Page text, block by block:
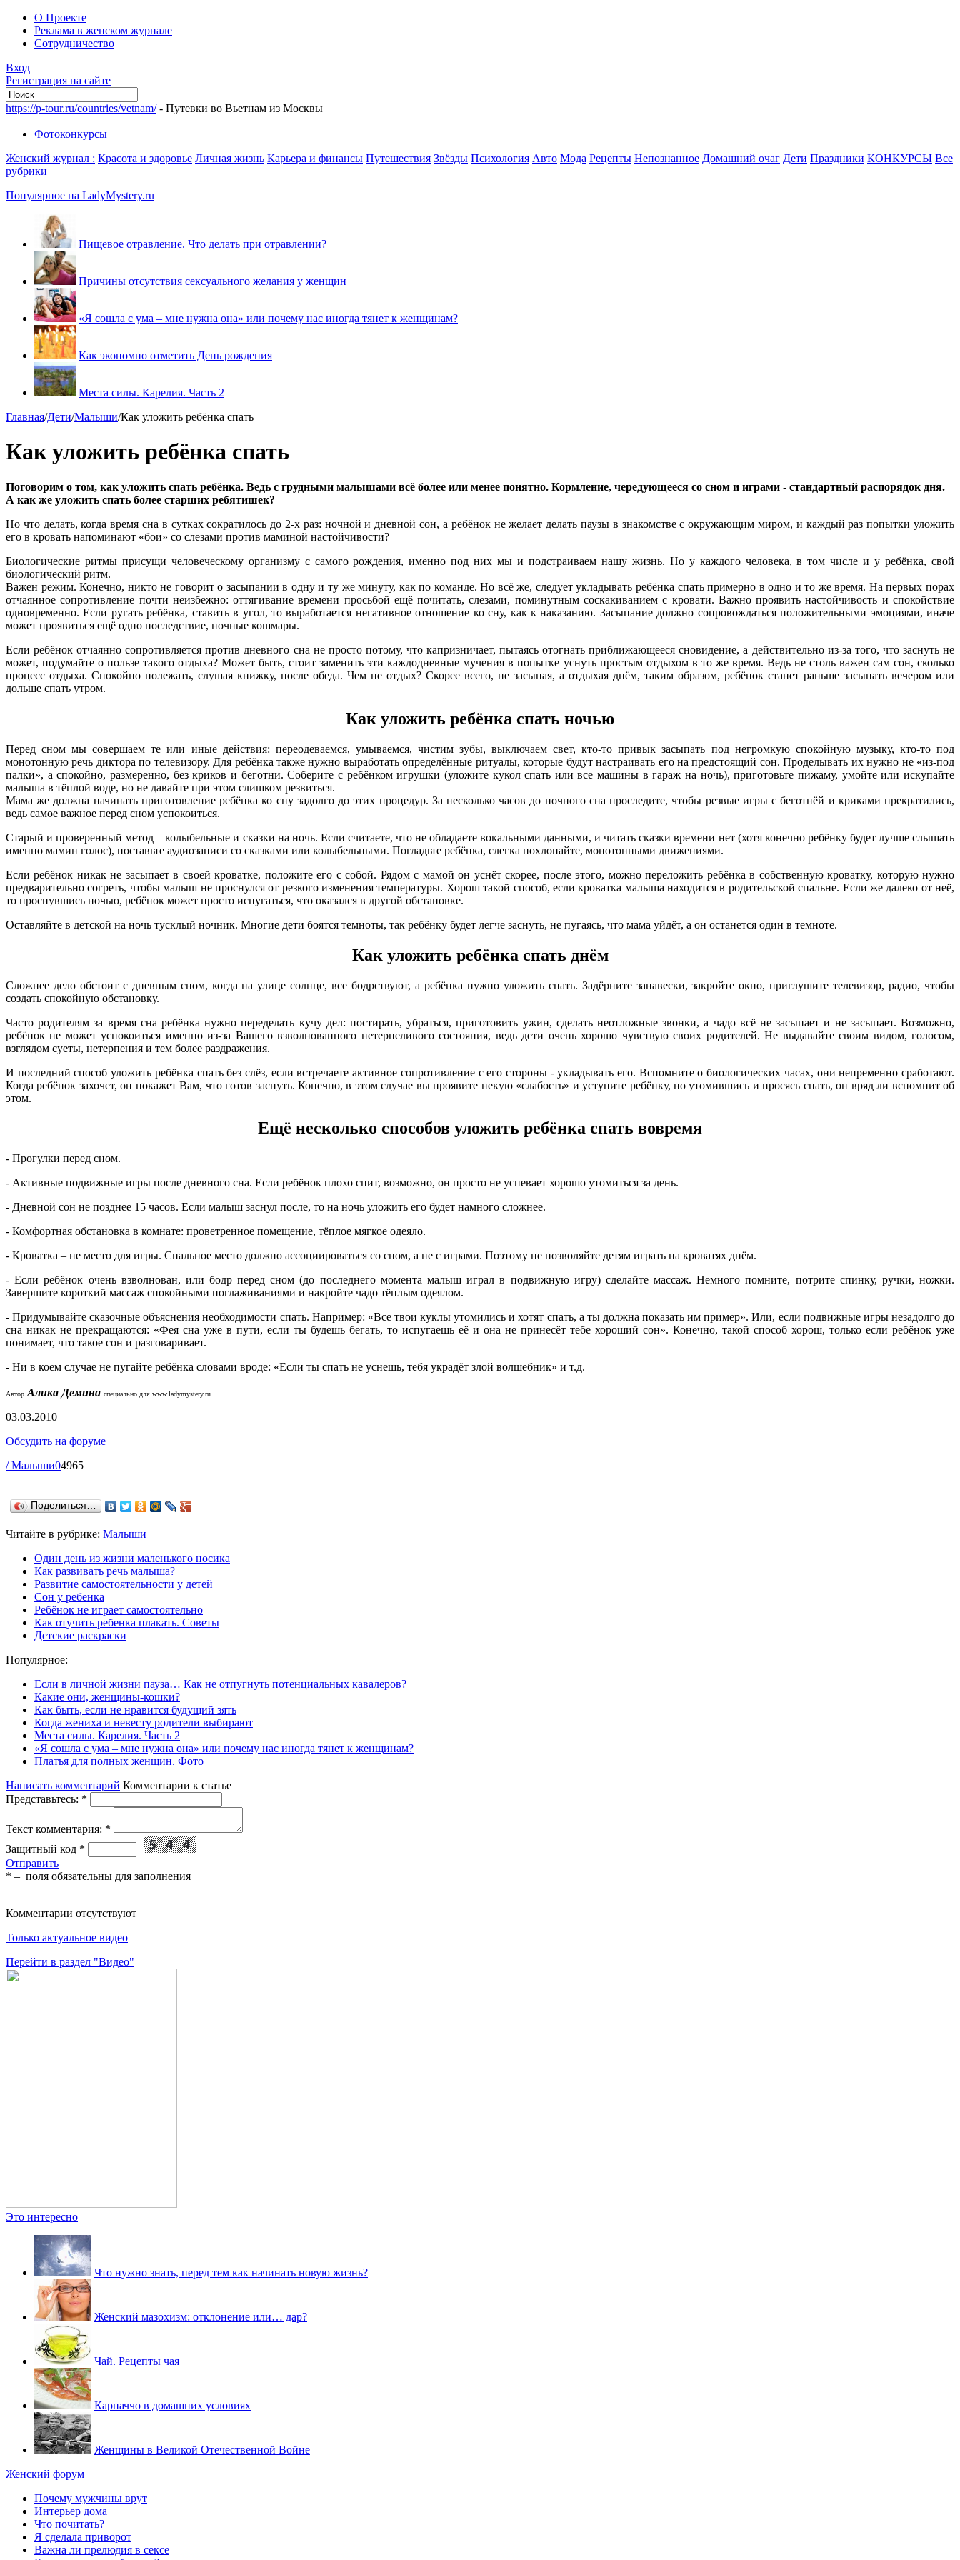
О Проекте
Реклама в женском журнале
Сотрудничество
Вход
Регистрация на сайте
https://p-tour.ru/countries/vetnam/- Путевки во Вьетнам из Москвы
Фотоконкурсы
Женский журнал : Красота и здоровье Личная жизнь Карьера и финансы Путешествия Звёзды Психология Авто Мода Рецепты Непознанное Домашний очаг Дети Праздники КОНКУРСЫ Все
рубрики
Популярное на LadyMystery.ru
Пищевое отравление. Что делать при отравлении?
Причины отсутствия сексуального желания у женщин
«Я сошла с ума – мне нужна она» или почему нас иногда тянет к женщинам?
Как экономно отметить День рождения
Места силы. Карелия. Часть 2
Главная/Дети/Малыши/Как уложить ребёнка спать
Как уложить ребёнка спать
Поговорим о том, как уложить спать ребёнка. Ведь с грудными малышами всё более или менее понятно. Кормление, чередующееся со сном и играми - стандартный распорядок дня.
А как же уложить спать более старших ребятишек?
Но что делать, когда время сна в сутках сократилось до 2-х раз: ночной и дневной сон, а ребёнок не желает делать паузы в знакомстве с окружающим миром, и каждый раз попытки уложить
его в кровать напоминают «бои» со слезами против маминой настойчивости?
Биологические ритмы присущи человеческому организму с самого рождения, именно под них мы и подстраиваем нашу жизнь. Но у каждого человека, в том числе и у ребёнка, свой
биологический ритм.
Важен режим. Конечно, никто не говорит о засыпании в одну и ту же минуту, как по команде. Но всё же, следует укладывать ребёнка спать примерно в одно и то же время. На первых порах
отчаянное сопротивление почти неизбежно: оттягивание времени просьбой ещё почитать, слезами, поминутным соскакиванием с кровати. Важно проявить настойчивость и спокойствие
одновременно. Если ругать ребёнка, ставить в угол, то выработается негативное отношение ко сну, как к наказанию. Засыпание должно сопровождаться положительными эмоциями, иначе
может проявиться ещё одно последствие, ночные кошмары.
Если ребёнок отчаянно сопротивляется против дневного сна не просто потому, что капризничает, пытаясь отогнать приближающееся сновидение, а действительно из-за того, что заснуть не
может, подумайте о пользе такого отдыха? Может быть, стоит заменить эти каждодневные мучения в попытке уснуть простым отдыхом в то же время. Ведь не столь важен сам сон, сколько
процесс отдыха. Спокойно полежать, слушая книжку, после обеда. Чем не отдых? Скорее всего, не засыпая, а отдыхая днём, таким образом, ребёнок станет раньше засыпать вечером или
дольше спать утром.
Как уложить ребёнка спать ночью
Перед сном мы совершаем те или иные действия: переодеваемся, умываемся, чистим зубы, выключаем свет, кто-то привык засыпать под негромкую спокойную музыку, кто-то под
монотонную речь диктора по телевизору. Для ребёнка также нужно выработать определённые ритуалы, которые будут настраивать его на предстоящий сон. Проделывать их нужно не «из-под
палки», а спокойно, размеренно, без криков и беготни. Соберите с ребёнком игрушки (уложите кукол спать или все машины в гараж на ночь), приготовьте пижаму, умойте или искупайте
малыша в тёплой воде, но не давайте при этом слишком резвиться.
Мама же должна начинать приготовление ребёнка ко сну задолго до этих процедур. За несколько часов до ночного сна проследите, чтобы резвые игры с беготнёй и криками прекратились,
ведь самое важное перед сном успокоиться.
Старый и проверенный метод – колыбельные и сказки на ночь. Если считаете, что не обладаете вокальными данными, и читать сказки времени нет (хотя конечно ребёнку будет лучше слышать
именно мамин голос), поставьте аудиозаписи со сказками или колыбельными. Погладьте ребёнка, слегка похлопайте, монотонными движениями.
Если ребёнок никак не засыпает в своей кроватке, положите его с собой. Рядом с мамой он уснёт скорее, после этого, можно переложить ребёнка в собственную кроватку, которую нужно
предварительно согреть, чтобы малыш не проснулся от резкого изменения температуры. Хорош такой способ, если кроватка малыша находится в родительской спальне. Если же далеко от неё,
то проснувшись ночью, ребёнок может просто испугаться, что оказался в другой обстановке.
Оставляйте в детской на ночь тусклый ночник. Многие дети боятся темноты, так ребёнку будет легче заснуть, не пугаясь, что мама уйдёт, а он останется один в темноте.
Как уложить ребёнка спать днём
Сложнее дело обстоит с дневным сном, когда на улице солнце, все бодрствуют, а ребёнка нужно уложить спать. Задёрните занавески, закройте окно, приглушите телевизор, радио, чтобы
создать спокойную обстановку.
Часто родителям за время сна ребёнка нужно переделать кучу дел: постирать, убраться, приготовить ужин, сделать неотложные звонки, а чадо всё не засыпает и не засыпает. Возможно,
ребёнок не может успокоиться именно из-за Вашего взволнованного нетерпеливого состояния, ведь дети очень хорошо чувствую своих родителей. Не выдавайте своим видом, голосом,
взглядом суеты, нетерпения и тем более раздражения.
И последний способ уложить ребёнка спать без слёз, если встречаете активное сопротивление с его стороны - укладывать его. Вспомните о биологических часах, они непременно сработают.
Когда ребёнок захочет, он покажет Вам, что готов заснуть. Конечно, в этом случае вы проявите некую «слабость» и уступите ребёнку, но утомившись и просясь спать, он вряд ли вспомнит об
этом.
Ещё несколько способов уложить ребёнка спать вовремя
- Прогулки перед сном.
- Активные подвижные игры после дневного сна. Если ребёнок плохо спит, возможно, он просто не успевает хорошо утомиться за день.
- Дневной сон не позднее 15 часов. Если малыш заснул после, то на ночь уложить его будет намного сложнее.
- Комфортная обстановка в комнате: проветренное помещение, тёплое мягкое одеяло.
- Кроватка – не место для игры. Спальное место должно ассоциироваться со сном, а не с играми. Поэтому не позволяйте детям играть на кроватях днём.
- Если ребёнок очень взволнован, или бодр перед сном (до последнего момента малыш играл в подвижную игру) сделайте массаж. Немного помните, потрите спинку, ручки, ножки.
Завершите короткий массаж спокойными поглаживаниями и накройте чадо тёплым одеялом.
- Придумывайте сказочные объяснения необходимости спать. Например: «Все твои куклы утомились и хотят спать, а ты должна показать им пример». Или, если подвижные игры незадолго до
сна никак не прекращаются: «Фея сна уже в пути, если ты будешь бегать, то испугаешь её и она не принесёт тебе хороший сон». Конечно, такой способ хорош, только если ребёнок уже
понимает, что такое сон и разговаривает.
- Ни в коем случае не пугайте ребёнка словами вроде: «Если ты спать не уснешь, тебя украдёт злой волшебник» и т.д.
Автор Алика Демина специально для www.ladymystery.ru
03.03.2010
Обсудить на форуме
/ Малыши04965
Поделиться…
Читайте в рубрике: Малыши
Один день из жизни маленького носика
Как развивать речь малыша?
Развитие самостоятельности у детей
Сон у ребенка
Ребёнок не играет самостоятельно
Как отучить ребенка плакать. Советы
Детские раскраски
Популярное:
Если в личной жизни пауза… Как не отпугнуть потенциальных кавалеров?
Какие они, женщины-кошки?
Как быть, если не нравится будущий зять
Когда жениха и невесту родители выбирают
Места силы. Карелия. Часть 2
«Я сошла с ума – мне нужна она» или почему нас иногда тянет к женщинам?
Платья для полных женщин. Фото
Написать комментарий Комментарии к статье
Представьтесь: *
Текст комментария: *
Защитный код *
Отправить
* – поля обязательны для заполнения
Комментарии отсутствуют
Только актуальное видео
Перейти в раздел "Видео"
Это интересно
Что нужно знать, перед тем как начинать новую жизнь?
Женский мазохизм: отклонение или… дар?
Чай. Рецепты чая
Карпаччо в домашних условиях
Женщины в Великой Отечественной Войне
Женский форум
Почему мужчины врут
Интерьер дома
Что почитать?
Я сделала приворот
Важна ли прелюдия в сексе